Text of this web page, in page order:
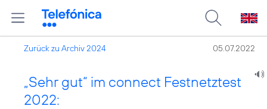
Zurück zu Archiv 2024 05.07.2022
„Sehr gut“ im connect Festnetztest
2022: